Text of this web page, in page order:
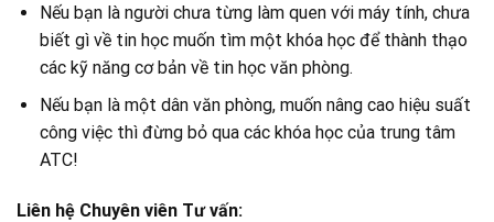
Nếu bạn là người chưa từng làm quen với máy tính, chưa
biết gì về tin học muốn tìm một khóa học để thành thạo
các kỹ năng cơ bản về tin học văn phòng.
Nếu bạn là một dân văn phòng, muốn nâng cao hiệu suất
công việc thì đừng bỏ qua các khóa học của trung tâm
ATC!
Liên hệ Chuyên viên Tư vấn: